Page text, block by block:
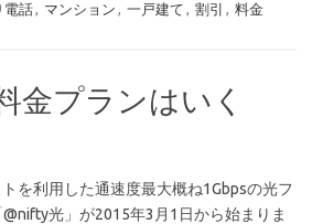
電話, マンション , 一戸建て , 割引 , 料金
金プランはいく
を利用した通速度最大概ね1Gbpsの光フ
光」が2015年3月1日から始まりま